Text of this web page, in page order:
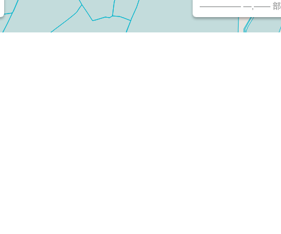
————— —,—— 部